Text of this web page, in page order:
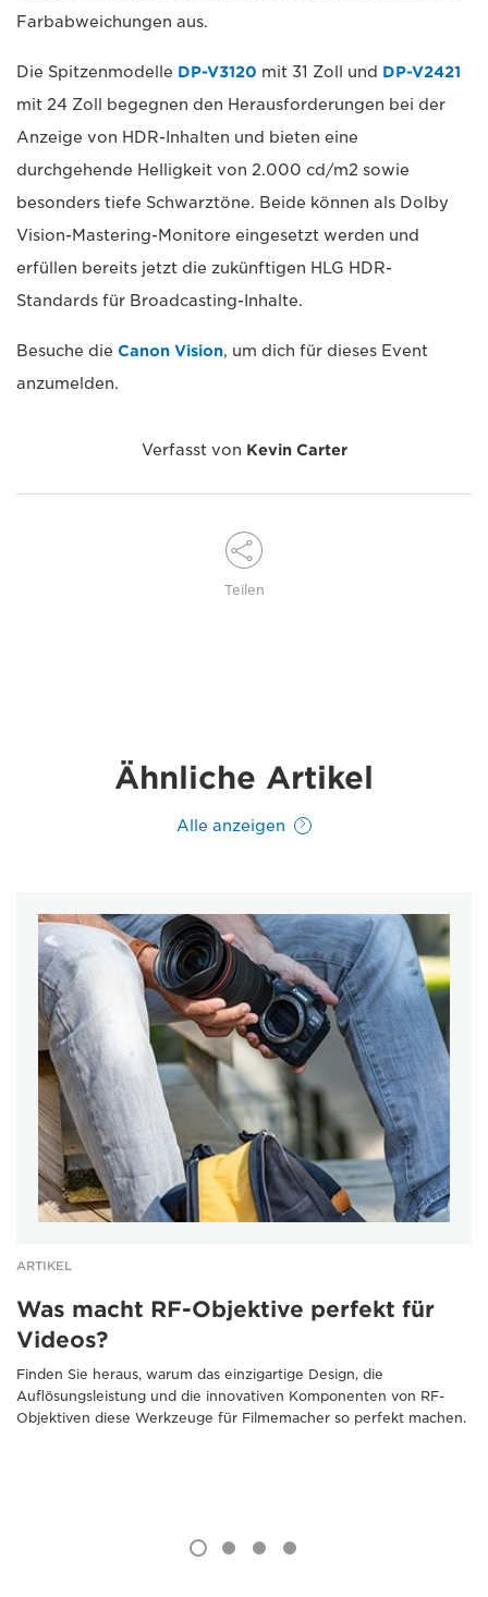
Farbabweichungen aus.
Die Spitzenmodelle DP-V3120 mit 31 Zoll und DP-V2421
mit 24 Zoll begegnen den Herausforderungen bei der
Anzeige von HDR-Inhalten und bieten eine
durchgehende Helligkeit von 2.000 cd/m2 sowie
besonders tiefe Schwarztöne. Beide können als Dolby
Vision-Mastering-Monitore eingesetzt werden und
erfüllen bereits jetzt die zukünftigen HLG HDR-
Standards für Broadcasting-Inhalte.
Besuche die Canon Vision, um dich für dieses Event
anzumelden.
Verfasst von Kevin Carter
Teilen
Ähnliche Artikel
Alle anzeigen
ARTIKEL
Was macht RF-Objektive perfekt für
Videos?
Finden Sie heraus, warum das einzigartige Design, die
Auflösungsleistung und die innovativen Komponenten von RF-
Objektiven diese Werkzeuge für Filmemacher so perfekt machen.